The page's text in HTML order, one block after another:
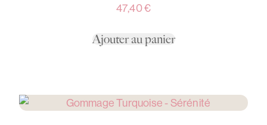
47,40€
Ajouter au panier